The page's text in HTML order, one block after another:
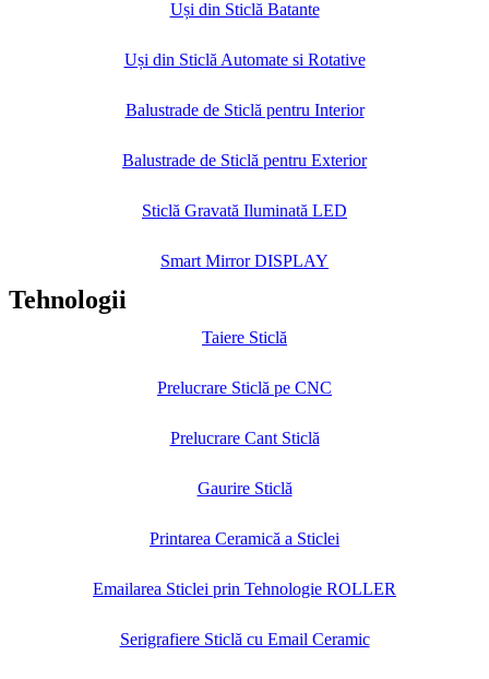
Uși din Sticlă Batante
Uși din Sticlă Automate si Rotative
Balustrade de Sticlă pentru Interior
Balustrade de Sticlă pentru Exterior
Sticlă Gravată Iluminată LED
Smart Mirror DISPLAY
Tehnologii
Taiere Sticlă
Prelucrare Sticlă pe CNC
Prelucrare Cant Sticlă
Gaurire Sticlă
Printarea Ceramică a Sticlei
Emailarea Sticlei prin Tehnologie ROLLER
Serigrafiere Sticlă cu Email Ceramic